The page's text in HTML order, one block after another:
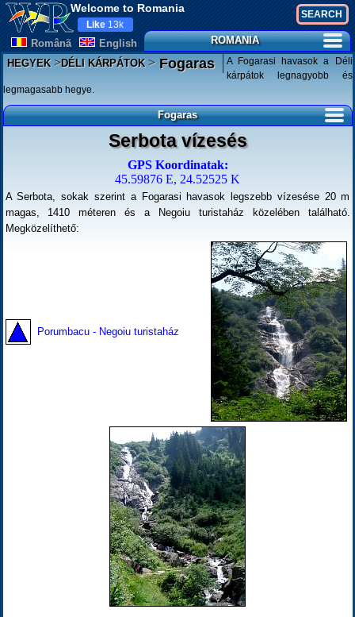
Welcome to Romania
Românã English
Like 13k
ROMANIA
HEGYEK>DÉLI KÁRPÁTOK>Fogaras
A Fogarasi havasok a Déli
kárpátok legnagyobb és
legmagasabb hegye.
Fogaras
Serbota vízesés
GPS Koordinatak:
45.59876 E, 24.52525 K
A Serbota, sokak szerint a Fogarasi havasok legszebb vízesése 20 m
magas, 1410 méteren és a Negoiu turistaház közelében található.
Megközelíthető:
Porumbacu - Negoiu turistaház